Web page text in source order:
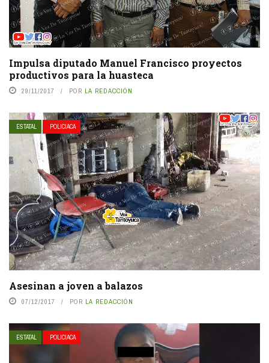
Impulsa diputado Manuel Francisco proyectos
productivos para la huasteca
29/11/2017 POR LA REDACCIÓN
ESTATAL POLICIACA
Asesinan a joven a balazos
07/12/2017 POR LA REDACCIÓN
ESTATAL POLICIACA